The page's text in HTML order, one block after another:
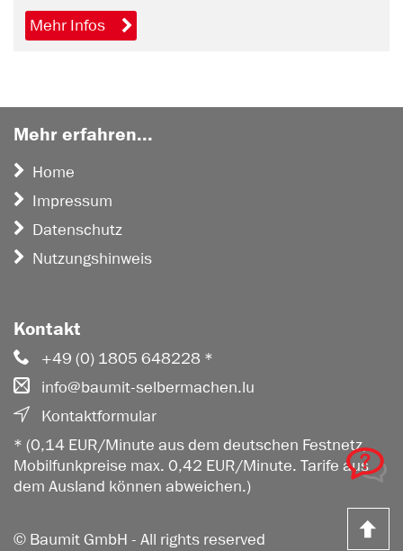
Mehr Infos
Mehr erfahren...
Home
Impressum
Datenschutz
Nutzungshinweis
Kontakt
+49 (0) 1805 648228 *
info@baumit-selbermachen.lu
Kontaktformular
* (0,14 EUR/Minute aus dem deutschen Festnetz,
Mobilfunkpreise max. 0,42 EUR/Minute. Tarife aus
dem Ausland können abweichen.)
© Baumit GmbH - All rights reserved